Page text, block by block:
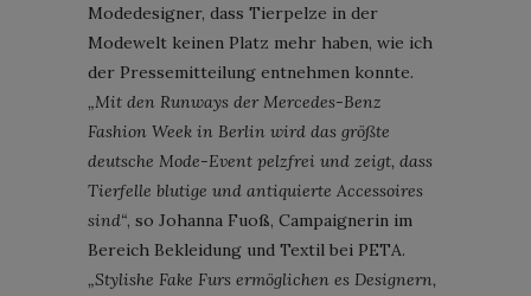
Modedesigner, dass Tierpelze in der
Modewelt keinen Platz mehr haben, wie ich
der Pressemitteilung entnehmen konnte.
„Mit den Runways der Mercedes-Benz
Fashion Week in Berlin wird das größte
deutsche Mode-Event pelzfrei und zeigt, dass
Tierfelle blutige und antiquierte Accessoires
sind“, so Johanna Fuoß, Campaignerin im
Bereich Bekleidung und Textil bei PETA.
„Stylishe Fake Furs ermöglichen es Designern,